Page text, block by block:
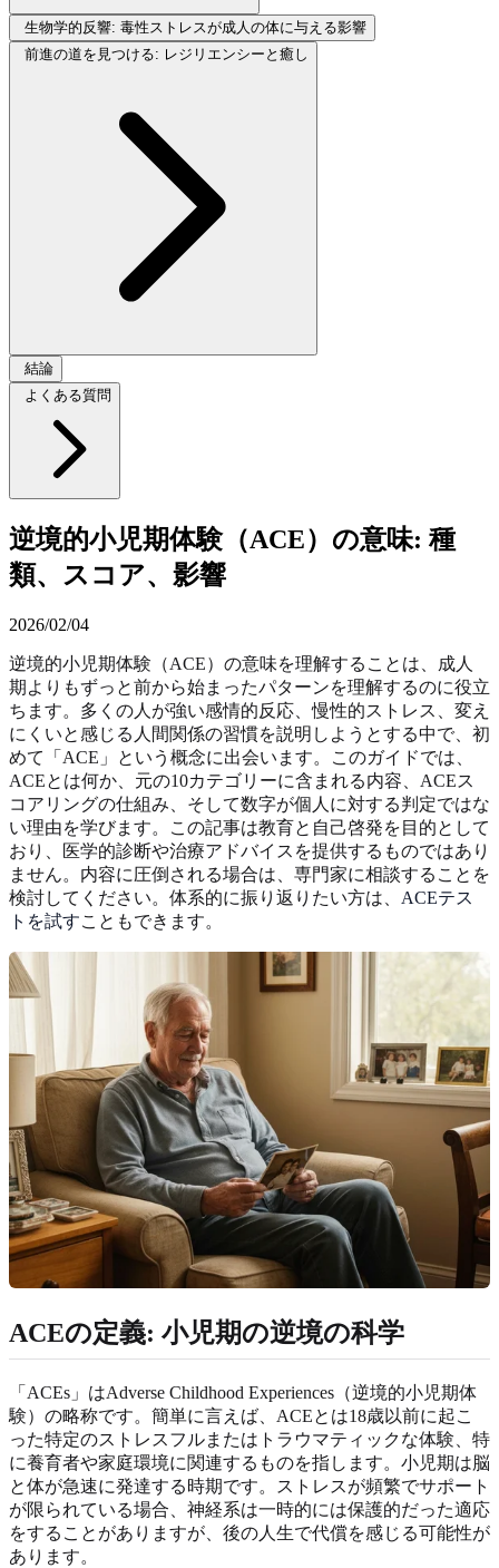
生物学的反響: 毒性ストレスが成人の体に与える影響
前進の道を見つける: レジリエンシーと癒し
結論
よくある質問
逆境的小児期体験（ACE）の意味: 種
類、スコア、影響
2026/02/04
逆境的小児期体験（ACE）の意味を理解することは、成人
期よりもずっと前から始まったパターンを理解するのに役立
ちます。多くの人が強い感情的反応、慢性的ストレス、変え
にくいと感じる人間関係の習慣を説明しようとする中で、初
めて「ACE」という概念に出会います。このガイドでは、
ACEとは何か、元の10カテゴリーに含まれる内容、ACEス
コアリングの仕組み、そして数字が個人に対する判定ではな
い理由を学びます。この記事は教育と自己啓発を目的として
おり、医学的診断や治療アドバイスを提供するものではあり
ません。内容に圧倒される場合は、専門家に相談することを
検討してください。体系的に振り返りたい方は、 ACEテス
トを試すこともできます。
ACEの定義: 小児期の逆境の科学
「ACEs」はAdverse Childhood Experiences（逆境的小児期体
験）の略称です。簡単に言えば、ACEとは18歳以前に起こ
った特定のストレスフルまたはトラウマティックな体験、特
に養育者や家庭環境に関連するものを指します。小児期は脳
と体が急速に発達する時期です。ストレスが頻繁でサポート
が限られている場合、神経系は一時的には保護的だった適応
をすることがありますが、後の人生で代償を感じる可能性が
あります。